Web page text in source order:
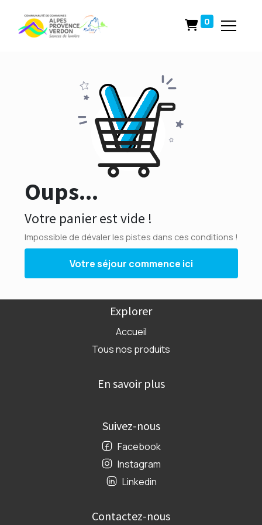
0
Oups...
Votre panier est vide !
Impossible de dévaler les pistes dans ces conditions !
Votre séjour commence ici
Explorer
Accueil
Tous nos produits
En savoir plus
Suivez-nous
Facebook
Instagram
Linkedin
Contactez-nous